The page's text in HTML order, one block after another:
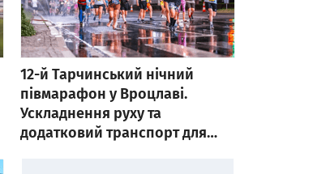
12-й Тарчинський нічний
півмарафон у Вроцлаві.
Ускладнення руху та
додатковий транспорт для